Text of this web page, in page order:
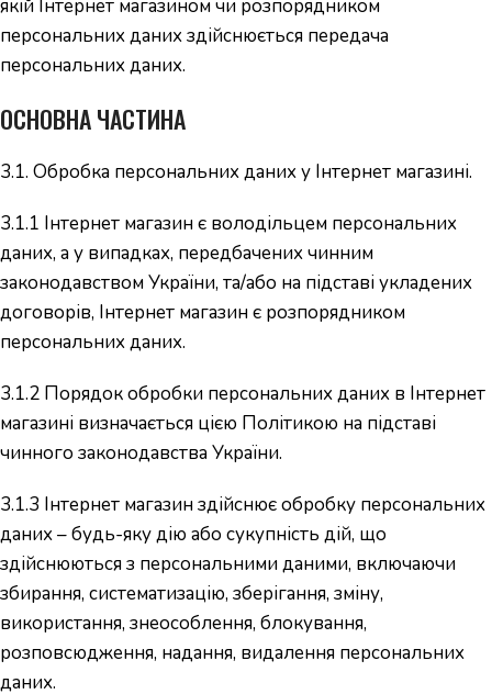
якій Інтернет магазином чи розпорядником
персональних даних здійснюється передача
персональних даних.
ОСНОВНА ЧАСТИНА
3.1. Обробка персональних даних у Інтернет магазині.
3.1.1 Інтернет магазин є володільцем персональних
даних, а у випадках, передбачених чинним
законодавством України, та/або на підставі укладених
договорів, Інтернет магазин є розпорядником
персональних даних.
3.1.2 Порядок обробки персональних даних в Інтернет
магазині визначається цією Політикою на підставі
чинного законодавства України.
3.1.3 Інтернет магазин здійснює обробку персональних
даних – будь-яку дію або сукупність дій, що
здійснюються з персональними даними, включаючи
збирання, систематизацію, зберігання, зміну,
використання, знеособлення, блокування,
розповсюдження, надання, видалення персональних
даних.